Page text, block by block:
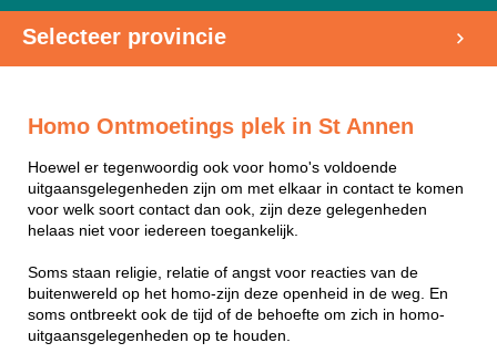
Selecteer provincie
Homo Ontmoetings plek in St Annen
Hoewel er tegenwoordig ook voor homo's voldoende
uitgaansgelegenheden zijn om met elkaar in contact te komen
voor welk soort contact dan ook, zijn deze gelegenheden
helaas niet voor iedereen toegankelijk.
Soms staan religie, relatie of angst voor reacties van de
buitenwereld op het homo-zijn deze openheid in de weg. En
soms ontbreekt ook de tijd of de behoefte om zich in homo-
uitgaansgelegenheden op te houden.